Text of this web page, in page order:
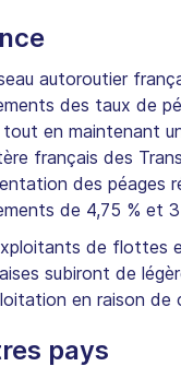
autoroutier
des taux de
en maintenant
français des
des péages
de 4,75 % et
de flottes
subiront de
en raison de
pays